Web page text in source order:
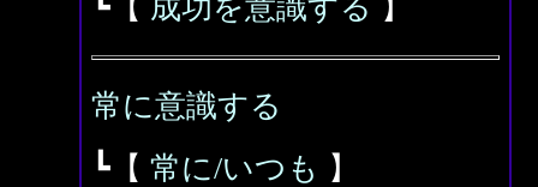
┗【 成功を意識する 】
常に意識する
┗【 常に/いつも 】